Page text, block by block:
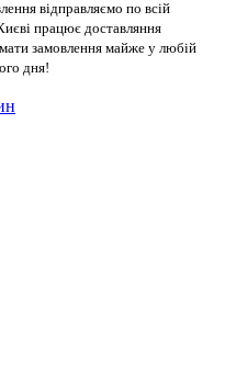
відправляємо по всій
працює доставляння
замовлення майже у любій
дня!